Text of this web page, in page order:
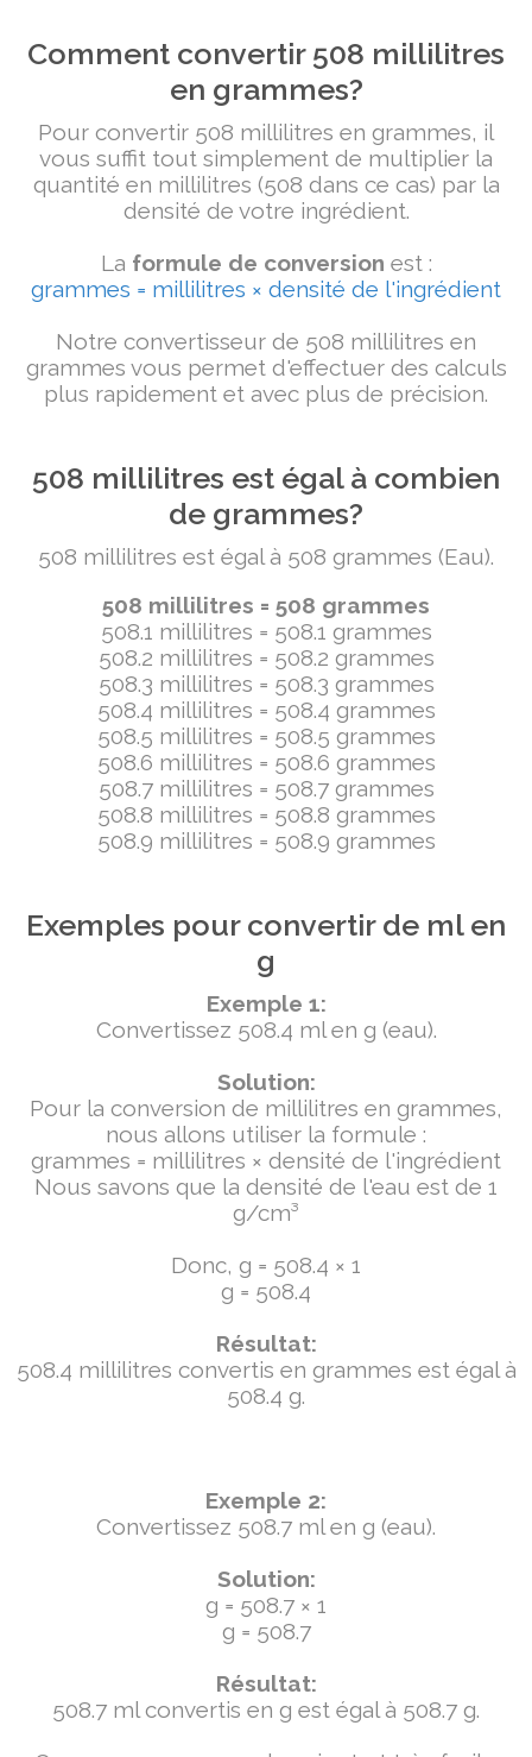
Comment convertir 508 millilitres
en grammes?
Pour convertir 508 millilitres en grammes, il
vous suffit tout simplement de multiplier la
quantité en millilitres (508 dans ce cas) par la
densité de votre ingrédient.
La formule de conversion est :
grammes = millilitres × densité de l'ingrédient
Notre convertisseur de 508 millilitres en
grammes vous permet d'effectuer des calculs
plus rapidement et avec plus de précision.
508 millilitres est égal à combien
de grammes?
508 millilitres est égal à 508 grammes (Eau).
508 millilitres = 508 grammes
508.1 millilitres = 508.1 grammes
508.2 millilitres = 508.2 grammes
508.3 millilitres = 508.3 grammes
508.4 millilitres = 508.4 grammes
508.5 millilitres = 508.5 grammes
508.6 millilitres = 508.6 grammes
508.7 millilitres = 508.7 grammes
508.8 millilitres = 508.8 grammes
508.9 millilitres = 508.9 grammes
Exemples pour convertir de ml en
g
Exemple 1:
Convertissez 508.4 ml en g (eau).
Solution:
Pour la conversion de millilitres en grammes,
nous allons utiliser la formule :
grammes = millilitres × densité de l'ingrédient
Nous savons que la densité de l'eau est de 1
g/cm³
Donc, g = 508.4 × 1
g = 508.4
Résultat:
508.4 millilitres convertis en grammes est égal à
508.4 g.
Exemple 2:
Convertissez 508.7 ml en g (eau).
Solution:
g = 508.7 × 1
g = 508.7
Résultat:
508.7 ml convertis en g est égal à 508.7 g.